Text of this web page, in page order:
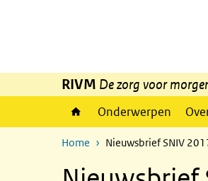
RIVM De zorg voor
Onderwerpen
Home Nieuwsbrief SNIV